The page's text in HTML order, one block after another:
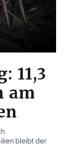
11,3
am
bleibt der